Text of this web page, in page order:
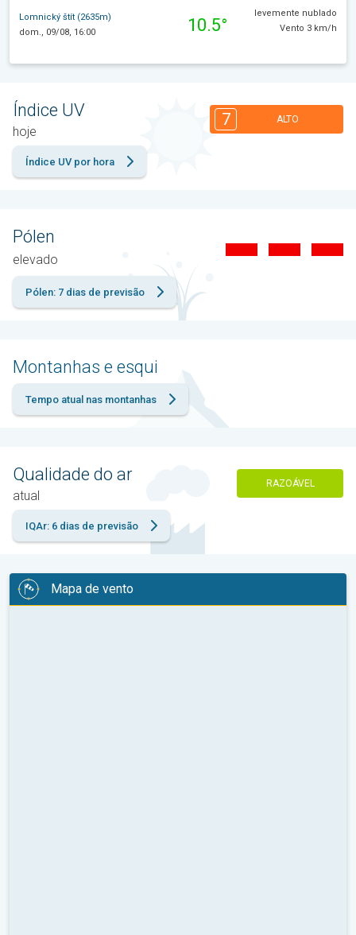
Lomnický štít (2635m)
dom., 09/08, 16:00
10.5°
levemente nublado
Vento 3 km/h
Índice UV
hoje
7 ALTO
Índice UV por hora
Pólen
elevado
Pólen: 7 dias de previsão
Montanhas e esqui
Tempo atual nas montanhas
Qualidade do ar
atual
RAZOÁVEL
IQAr: 6 dias de previsão
Mapa de vento